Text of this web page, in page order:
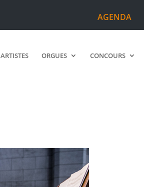
AGENDA
ARTISTES ORGUES CONCOURS